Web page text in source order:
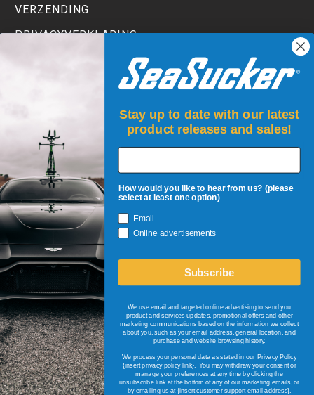
VERZENDING
PRIVACYVERKLARING
TERMS AND CONDITIONS
AANMELDEN!
Blijf als eerste op de hoogte van nieuwe producten,
evenementen en kortingen!
+
© 2026SeaSucker EU
All Rights Reserved.
Stay up to date with our latest
product releases and sales!
How would you like to hear from us? (please
select at least one option)
Email
Online advertisements
Subscribe
We use email and targeted online advertising to send you
product and services updates, promotional offers and other
marketing communications based on the information we collect
about you, such as your email address, general location, and
purchase and website browsing history.
We process your personal data as stated in our Privacy Policy
{insert privacy policy link}. You may withdraw your consent or
manage your preferences at any time by clicking the
unsubscribe link at the bottom of any of our marketing emails, or
by emailing us at{insert customer support email address}.